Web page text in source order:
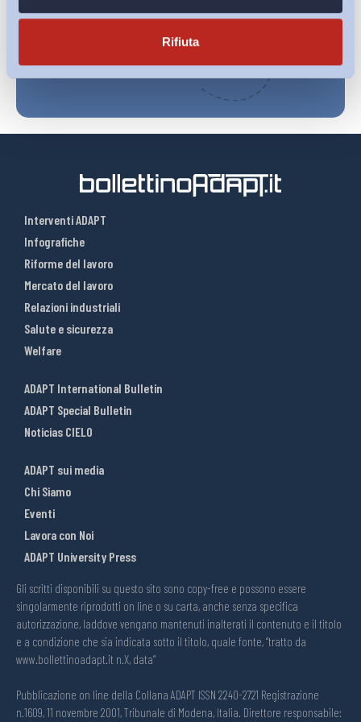
Rifiuta
Interventi ADAPT
Infografiche
Riforme del lavoro
Mercato del lavoro
Relazioni industriali
Salute e sicurezza
Welfare
ADAPT International Bulletin
ADAPT Special Bulletin
Noticias CIELO
ADAPT sui media
Chi Siamo
Eventi
Lavora con Noi
ADAPT University Press
Gli scritti disponibili su questo sito sono copy-free e possono essere
singolarmente riprodotti on line o su carta, anche senza specifica
autorizzazione, laddove vengano mantenuti inalterati il contenuto e il titolo
e a condizione che sia indicata sotto il titolo, quale fonte, “tratto da
www.bollettinoadapt.it n.X, data“
Pubblicazione on line della Collana ADAPT ISSN 2240-2721 Registrazione
n.1609, 11 novembre 2001, Tribunale di Modena, Italia. Direttore responsabile: